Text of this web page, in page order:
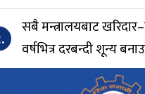
सबै मन्त्रालयबाट
वर्षभित्र दरबन्दी शून्य